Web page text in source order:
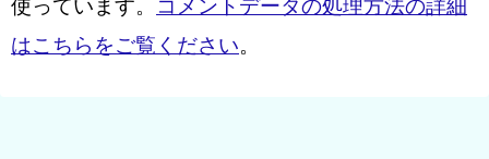
使っています。
コメントデータの処理方法の詳細
はこちらをご覧ください。